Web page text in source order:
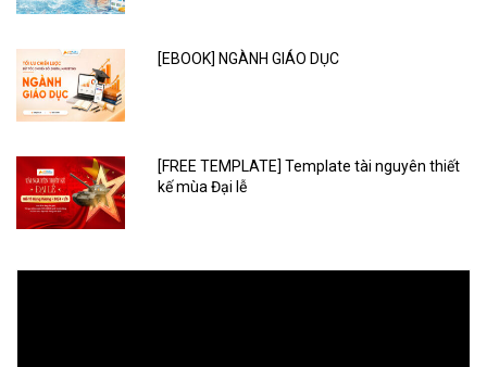
[EBOOK] NGÀNH GIÁO DỤC
[FREE TEMPLATE] Template tài nguyên thiết
kế mùa Đại lễ